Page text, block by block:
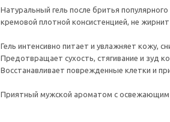
Натуральный гель после бритья
кремовой плотной консистенцией, не
Гель интенсивно питает и увлажняет кожу,
Предотвращает сухость, стягивание и зуд
Восстанавливает поврежденные клетки и
Приятный мужской ароматом с